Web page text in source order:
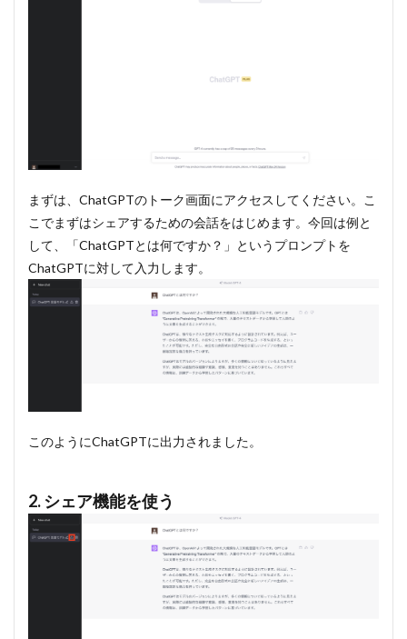
まずは、ChatGPTのトーク画面にアクセスしてください。こ
こでまずはシェアするための会話をはじめます。今回は例と
して、「ChatGPTとは何ですか？」というプロンプトを
ChatGPTに対して入力します。
このようにChatGPTに出力されました。
2. シェア機能を使う